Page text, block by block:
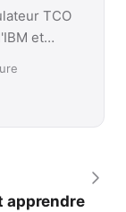
TCO
et
apprendre